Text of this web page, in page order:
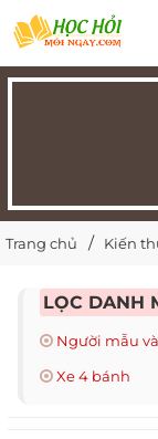
Trang chủ Kiến
LỌC DANH
Người mẫu
Xe 4 bánh